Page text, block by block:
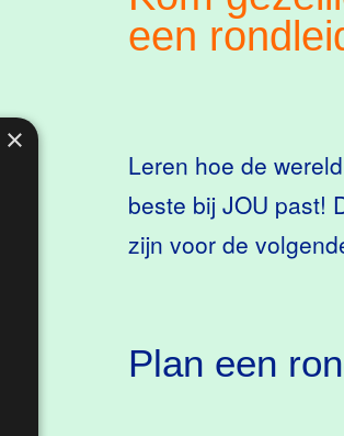
een
Leren hoe de
beste bij JOU past!
zijn voor de
Plan een
×